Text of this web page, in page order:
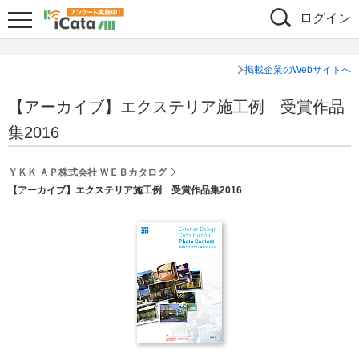
ログイン
掲載企業のWebサイトへ
【アーカイブ】エクステリア施工例 受賞作品
集2016
ＹＫＫ ＡＰ株式会社 ＷＥＢカタログ
【アーカイブ】エクステリア施工例 受賞作品集2016